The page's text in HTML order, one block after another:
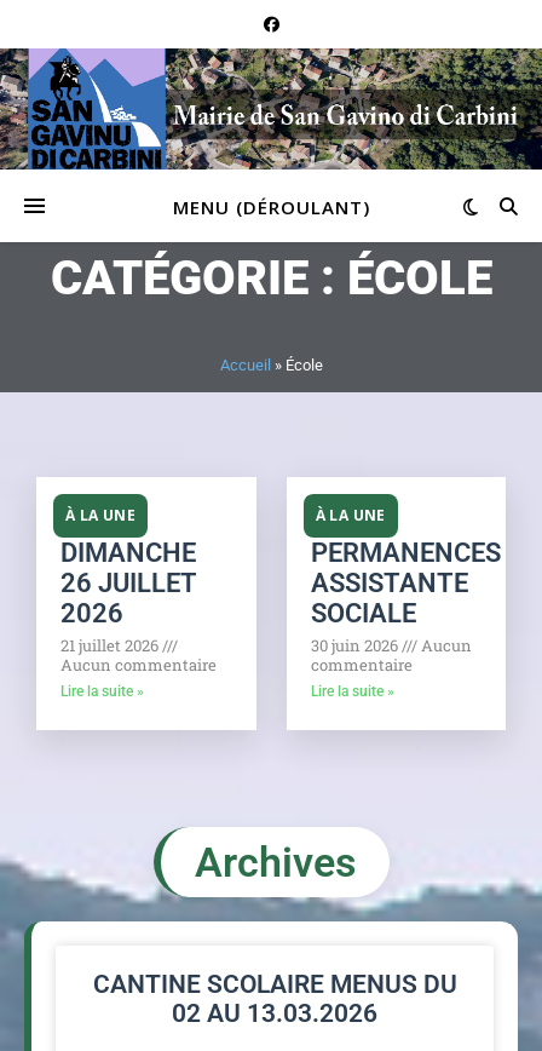
MENU (DÉROULANT)
CATÉGORIE : ÉCOLE
Accueil » École
DIMANCHE
26 JUILLET
2026
21 juillet 2026
Aucun commentaire
Lire la suite »
PERMANENCES
ASSISTANTE
SOCIALE
30 juin 2026
Aucun
commentaire
Lire la suite »
Archives
CANTINE SCOLAIRE MENUS DU
02 AU 13.03.2026